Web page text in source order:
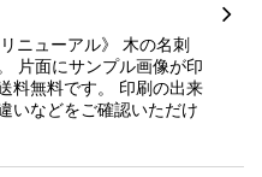
ニューアル》 木の名刺
片面にサンプル画像が印
料無料です。 印刷の出来
いなどをご確認いただけ